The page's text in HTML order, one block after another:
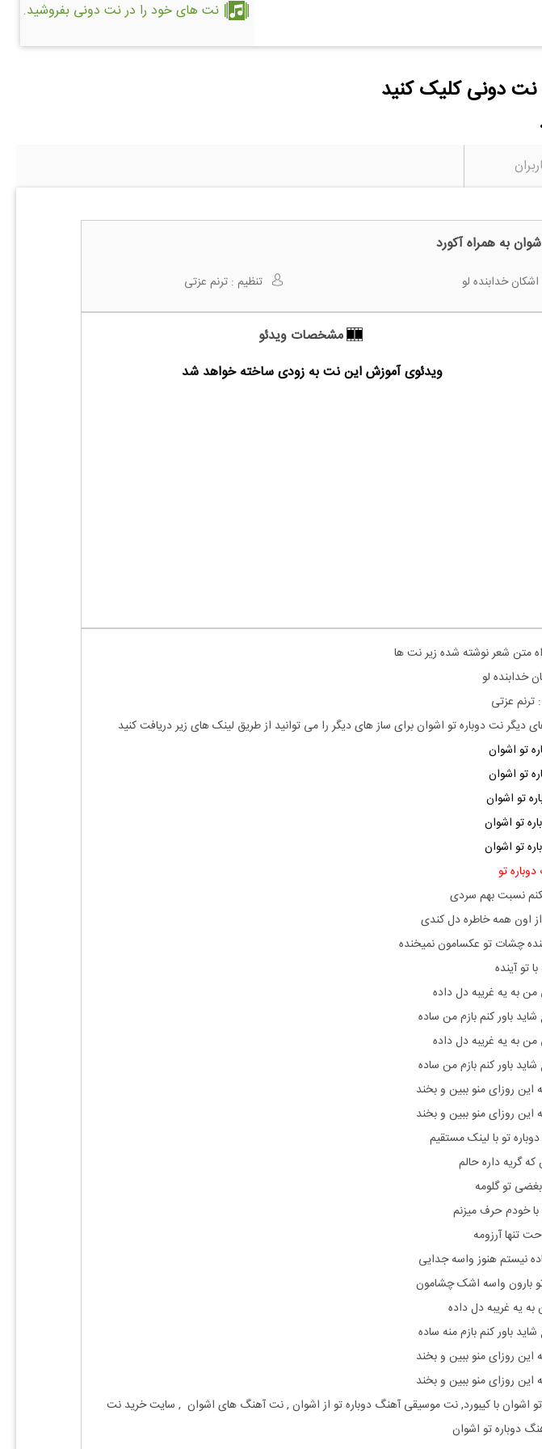
نت های خود را در نت دونی بفروشید.
نت دونی کلیک کنید
به همراه آکورد
اشکان خدابنده لو تنظیم :ترنم عزتی
مشخصات ویدئو
ویدئوی آموزش این نت به زودی ساخته خواهد شد
متن شعر نوشته شده زیر نت ها
خدابنده لو
ترنم عزتی
دیگر نتدوباره تو اشوانبرای ساز های دیگر را می توانید از طریق لینک های زیر دریافت کنید
تو اشوان
تو اشوان
تو اشوان
تو اشوان
تو اشوان
تو
نسبت بهم سردی
اون همه خاطره دل کندی
چشات تو عکسامون نمیخنده
تو آینده
به یه غریبه دل داده
باور کنم بازم من ساده
به یه غریبه دل داده
باور کنم بازم من ساده
این روزای منو ببین و بخند
این روزای منو ببین و بخند
تو با لینک مستقیم
گریه داره حالم
تو گلومه
خودم حرف میزنم
تنها آرزومه
نیستم هنوز واسه جدایی
بارون واسه اشک چشامون
یه غریبه دل داده
باور کنم بازم منه ساده
این روزای منو ببین و بخند
این روزای منو ببین و بخند
اشوانباکیبورد, نت موسیقی آهنگ دوباره تو از اشوان , نت آهنگ های اشوان , سایت خرید نت
دوباره تو اشوان